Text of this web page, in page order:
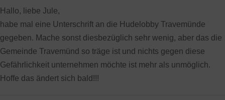
Hallo, liebe Jule,
habe mal eine Unterschrift an die Hudelobby Travemünde
gegeben. Mache sonst diesbezüglich sehr wenig, aber das die
Gemeinde Travemünd so träge ist und nichts gegen diese
Gefährlichkeit unternehmen möchte ist mehr als unmöglich.
Hoffe das ändert sich bald!!!